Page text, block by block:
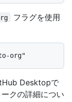
フラグを使用
Desktopで
クの詳細につい